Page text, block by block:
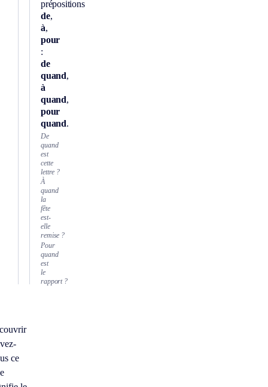
prépositions
de,
à,
pour
:
de
quand,
à
quand,
pour
quand.
De
quand
est
cette
lettre ?
À
quand
la
fête
est-
elle
remise ?
Pour
quand
est
le
rapport ?
ce